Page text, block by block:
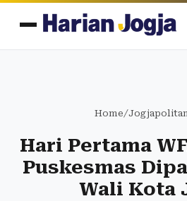
Home/
Hari Pertama
Puskesmas
Wali Kota